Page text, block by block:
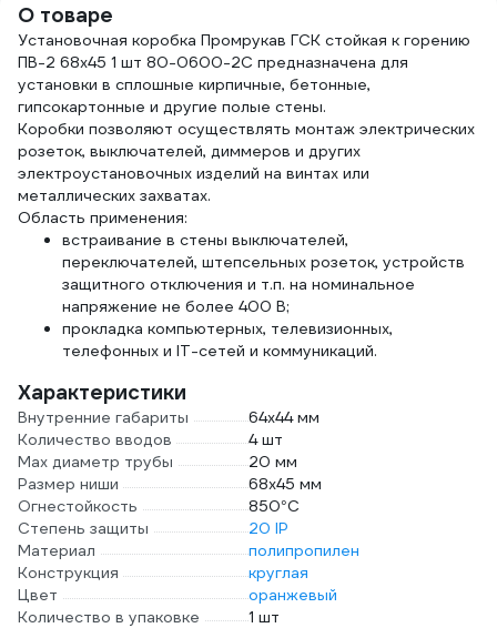
О товаре
Установочная коробка Промрукав ГСК стойкая к горению
ПВ-2 68х45 1 шт 80-0600-2С предназначена для
установки в сплошные кирпичные, бетонные,
гипсокартонные и другие полые стены.
Коробки позволяют осуществлять монтаж электрических
розеток, выключателей, диммеров и других
электроустановочных изделий на винтах или
металлических захватах.
Область применения:
встраивание в стены выключателей,
переключателей, штепсельных розеток, устройств
защитного отключения и т.п. на номинальное
напряжение не более 400 В;
прокладка компьютерных, телевизионных,
телефонных и IT-сетей и коммуникаций.
Характеристики
Внутренние габариты
64х44 мм
Количество вводов
4 шт
Max диаметр трубы
20 мм
Размер ниши
68х45 мм
Огнестойкость
850°C
Степень защиты
20 IP
Материал
полипропилен
Конструкция
круглая
Цвет
оранжевый
Количество в упаковке
1 шт